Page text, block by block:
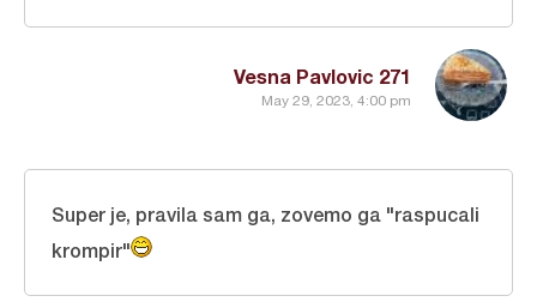
Vesna Pavlovic 271
May 29, 2023, 4:00 pm
Super je, pravila sam ga, zovemo ga "raspucali
krompir"